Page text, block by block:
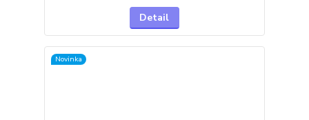
Detail
Novinka